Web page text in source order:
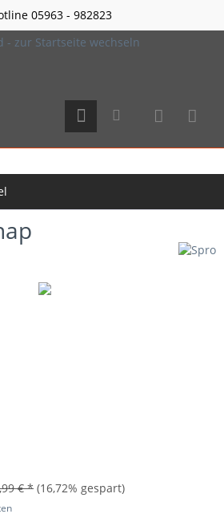
05963 - 982823
€ * (16,72% gespart)